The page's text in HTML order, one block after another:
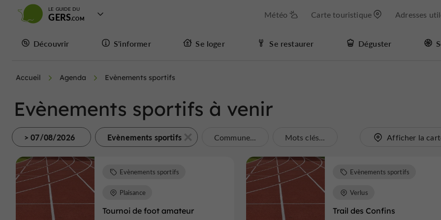
LE GUIDE DU
GERS Météo Carte touristique Adresses
Découvrir S'informer Se loger Se restaurer Déguster
Accueil Agenda Evènements sportifs
Evènements sportifs à venir
> 07/08/2026 Evènements sportifs Commune... Mots clés... Afficher la
Tournoi de foot amateur
Evènements sportifs
Plaisance
Trail des Confins
Evènements sportifs
Verlus